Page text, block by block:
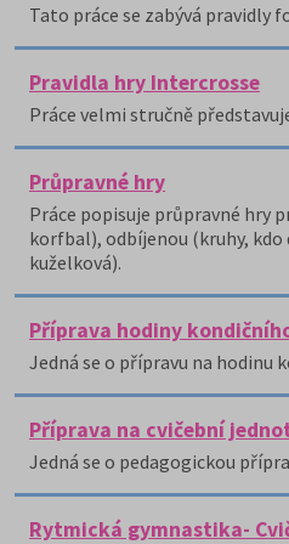
Tato práce se zabývá pravidly
Pravidla hry Intercrosse
Práce velmi stručně
Průpravné hry
Práce popisuje průpravné hry
korfbal), odbíjenou (kruhy,
kuželková).
Příprava hodiny
Jedná se o přípravu na hodinu
Příprava na cvičební
Jedná se o pedagogickou
Rytmická gymnastika-